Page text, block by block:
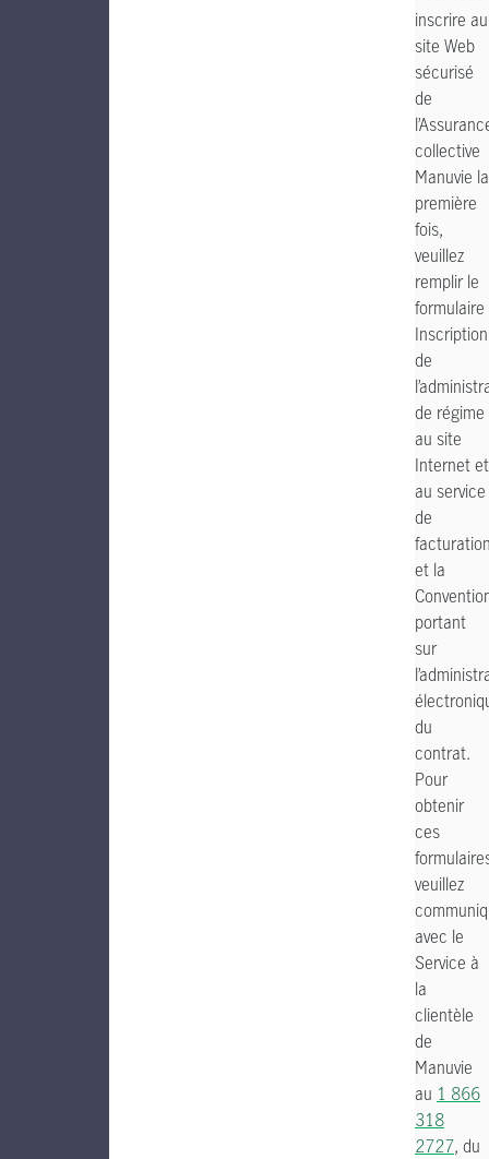
inscrire au
site Web
sécurisé
de
collective
Manuvie la
première
fois,
veuillez
remplir le
formulaire
Inscription
de
de régime
au site
Internet et
au service
de
et la
portant
sur
du
contrat.
Pour
obtenir
ces
veuillez
avec le
Service à
la
clientèle
de
Manuvie
au 1 866
318
2727, du